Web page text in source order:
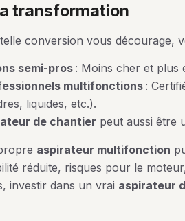
transformation
conversion vous décourage,
semi-pros : Moins cher et plus
multifonctions :
liquides, etc.).
de chantier peut aussi être
aspirateur multifonction
réduite, risques pour le
investir dans un vrai aspirateur